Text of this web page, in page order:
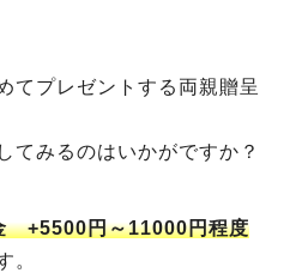
てプレゼントする両親贈呈
てみるのはいかがですか？
+5500円～11000円程度
。